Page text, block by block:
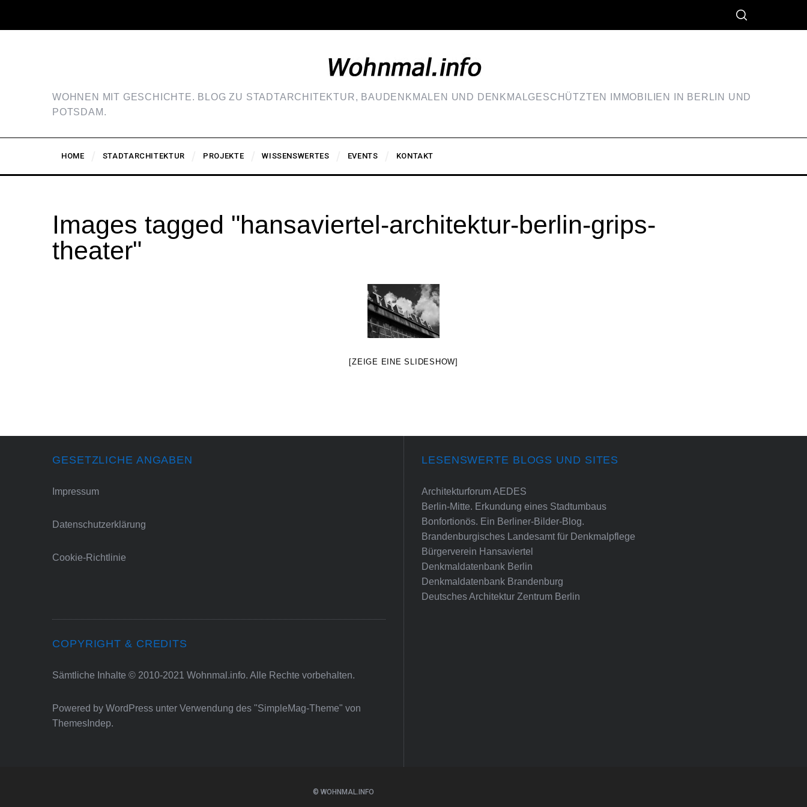
WOHNEN MIT GESCHICHTE. BLOG ZU STADTARCHITEKTUR, BAUDENKMALEN UND DENKMALGESCHÜTZTEN IMMOBILIEN IN BERLIN UND
POTSDAM.
HOME STADTARCHITEKTUR PROJEKTE WISSENSWERTES EVENTS KONTAKT
Images tagged "hansaviertel-architektur-berlin-grips-
theater"
[ZEIGE EINE SLIDESHOW]
GESETZLICHE ANGABEN
Impressum
Datenschutzerklärung
Cookie-Richtlinie
COPYRIGHT & CREDITS
Sämtliche Inhalte © 2010-2021 Wohnmal.info. Alle Rechte vorbehalten.
Powered by WordPress unter Verwendung des "SimpleMag-Theme" von
ThemesIndep.
LESENSWERTE BLOGS UND SITES
Architekturforum AEDES
Berlin-Mitte. Erkundung eines Stadtumbaus
Bonfortionös. Ein Berliner-Bilder-Blog.
Brandenburgisches Landesamt für Denkmalpflege
Bürgerverein Hansaviertel
Denkmaldatenbank Berlin
Denkmaldatenbank Brandenburg
Deutsches Architektur Zentrum Berlin
© WOHNMAL.INFO